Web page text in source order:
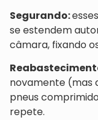
Segurando:
se estendem
câmara, fixando
novamente (mas
pneus
repete.